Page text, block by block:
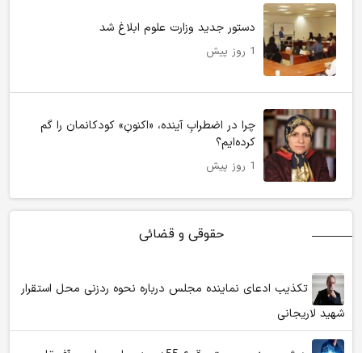
دستور جدید وزارت علوم ابلاغ شد
1 روز پیش
چرا در اضطرابِ آینده، «اکنونِ» کودکانمان را گم
کرده‌ایم؟
1 روز پیش
حقوقی و قضائی
تکذیب ادعای نماینده مجلس درباره نحوه ردزنی محل استقرار
شهید لاریجانی